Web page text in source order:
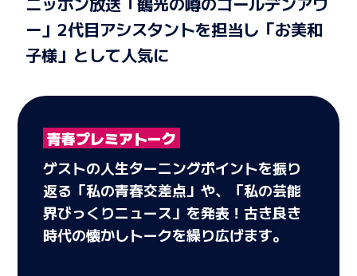
ー」2代目アシスタントを担当し「お美和
子様」として人気に
青春プレミアトーク
ゲストの人生ターニングポイントを振り
返る「私の青春交差点」や、「私の芸能
界びっくりニュース」を発表！古き良き
時代の懐かしトークを繰り広げます。